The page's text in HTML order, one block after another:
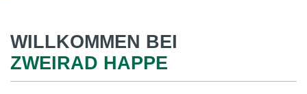
WILLKOMMEN BEI
ZWEIRAD HAPPE